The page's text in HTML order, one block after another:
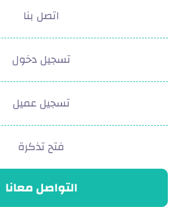
اتصل بنا
تسجيل دخول
تسجيل عميل
فتح تذكرة
التواصل معانا